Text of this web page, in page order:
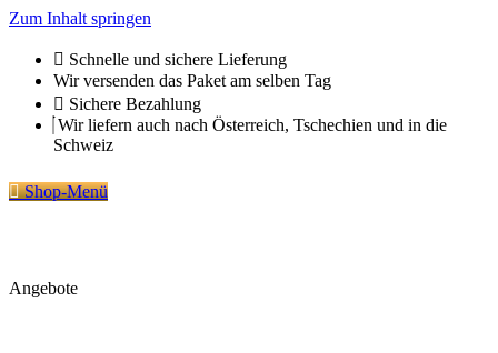
Zum Inhalt springen
Schnelle und sichere Lieferung
Wir versenden das Paket am selben Tag
Sichere Bezahlung
Wir liefern auch nach Österreich, Tschechien und in die
Schweiz
Shop-Menü
Angebote